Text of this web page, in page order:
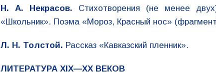
Н. А. Некрасов. Стихотворения (не менее
«Школьник». Поэма «Мороз, Красный нос»
Л. Н. Толстой. Рассказ «Кавказский пленник».
ЛИТЕРАТУРА XIX—ХХ ВЕКОВ